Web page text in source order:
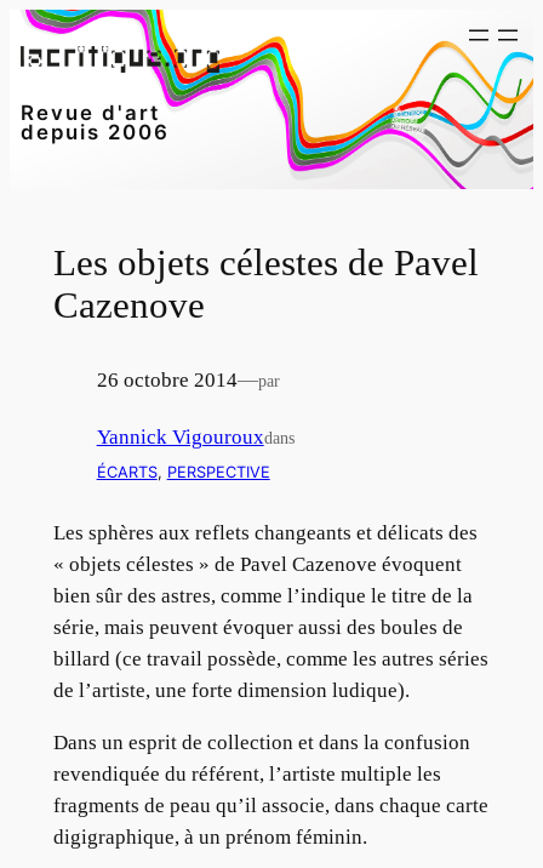
Aller
au
Revue d'art
depuis 2006
Les objets célestes de Pavel
Cazenove
26 octobre 2014—par
Yannick Vigourouxdans
ÉCARTS, PERSPECTIVE
Les sphères aux reflets changeants et délicats des
« objets célestes » de Pavel Cazenove évoquent
bien sûr des astres, comme l’indique le titre de la
série, mais peuvent évoquer aussi des boules de
billard (ce travail possède, comme les autres séries
de l’artiste, une forte dimension ludique).
Dans un esprit de collection et dans la confusion
revendiquée du référent, l’artiste multiple les
fragments de peau qu’il associe, dans chaque carte
digigraphique, à un prénom féminin.